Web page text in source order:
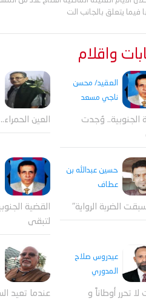
فيما يتعلق بالجانب الت
واقلام
العقيد/ محسن
ناجي مسعد
الجنوبية.. وُجدت
العين
حسين عبدالله بن
عطاف
الضربة الرواية"
القضية
لتبقى
عيدروس صلاح
المدوري
لا تحرر أوطاناً و
عندما تعيد